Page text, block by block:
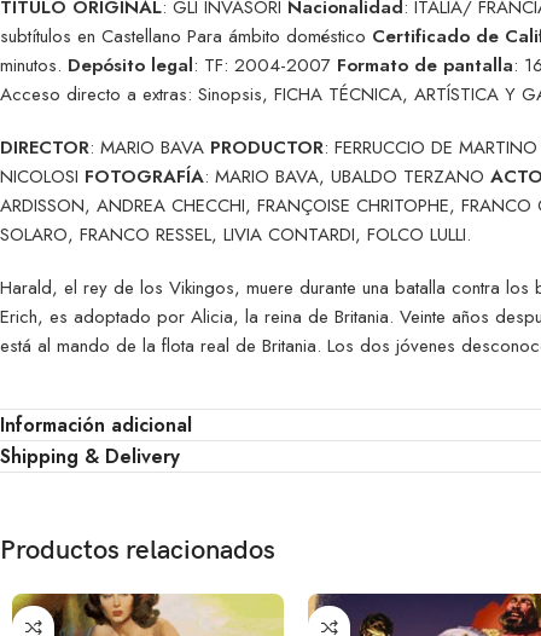
TÍTULO ORIGINAL: GLI INVASORI Nacionalidad: ITALIA/
subtítulos en Castellano Para ámbito doméstico Certificado de
minutos. Depósito legal: TF: 2004-2007 Formato de pantalla:
Acceso directo a extras: Sinopsis, FICHA TÉCNICA, ARTÍSTICA Y
DIRECTOR: MARIO BAVA PRODUCTOR: FERRUCCIO DE
NICOLOSI FOTOGRAFÍA: MARIO BAVA, UBALDO TERZANO
ARDISSON, ANDREA CHECCHI, FRANÇOISE CHRITOPHE,
SOLARO, FRANCO RESSEL, LIVIA CONTARDI, FOLCO LULLI.
Harald, el rey de los Vikingos, muere durante una batalla contra
Erich, es adoptado por Alicia, la reina de Britania. Veinte años
está al mando de la flota real de Britania. Los dos jóvenes
Información adicional
Shipping & Delivery
Productos relacionados